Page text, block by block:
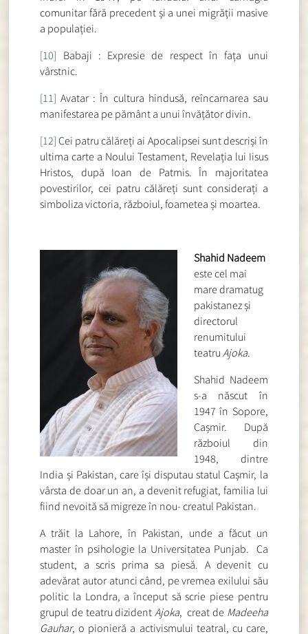
comunitar fără precedent și a unei migrății masive
a populației.
[10] Babaji : Expresie de respect în fața unui
vârstnic.
[11] Avatar : În cultura hindusă, reîncarnarea sau
manifestarea pe pământ a unui învățător divin.
[12] Cei patru călăreți ai Apocalipsei sunt descriși în
ultima carte a Noului Testament, Revelația lui Iisus
Hristos, după Ioan de Patmis. În majoritatea
povestirilor, cei patru călăreți sunt considerați a
simboliza victoria, războiul, foametea și moartea.
Shahid Nadeem
este cel mai
mare dramatug
pakistanez și
directorul
renumitului
teatru Ajoka.
Shahid Nadeem
s-a născut în
1947 în Sopore,
Cașmir. După
războiul din
1948, dintre
India și Pakistan, care își disputau statul Cașmir, la
vârsta de doar un an, a devenit refugiat, familia lui
fiind nevoită să migreze în nou- creatul Pakistan.
A trăit la Lahore, în Pakistan, unde a făcut un
master în psihologie la Universitatea Punjab. Ca
student, a scris prima sa piesă. A devenit cu
adevărat autor atunci când, pe vremea exilului său
politic la Londra, a început să scrie piese pentru
grupul de teatru dizident Ajoka, creat de Madeeha
Gauhar, o pionieră a activismului teatral, cu care,